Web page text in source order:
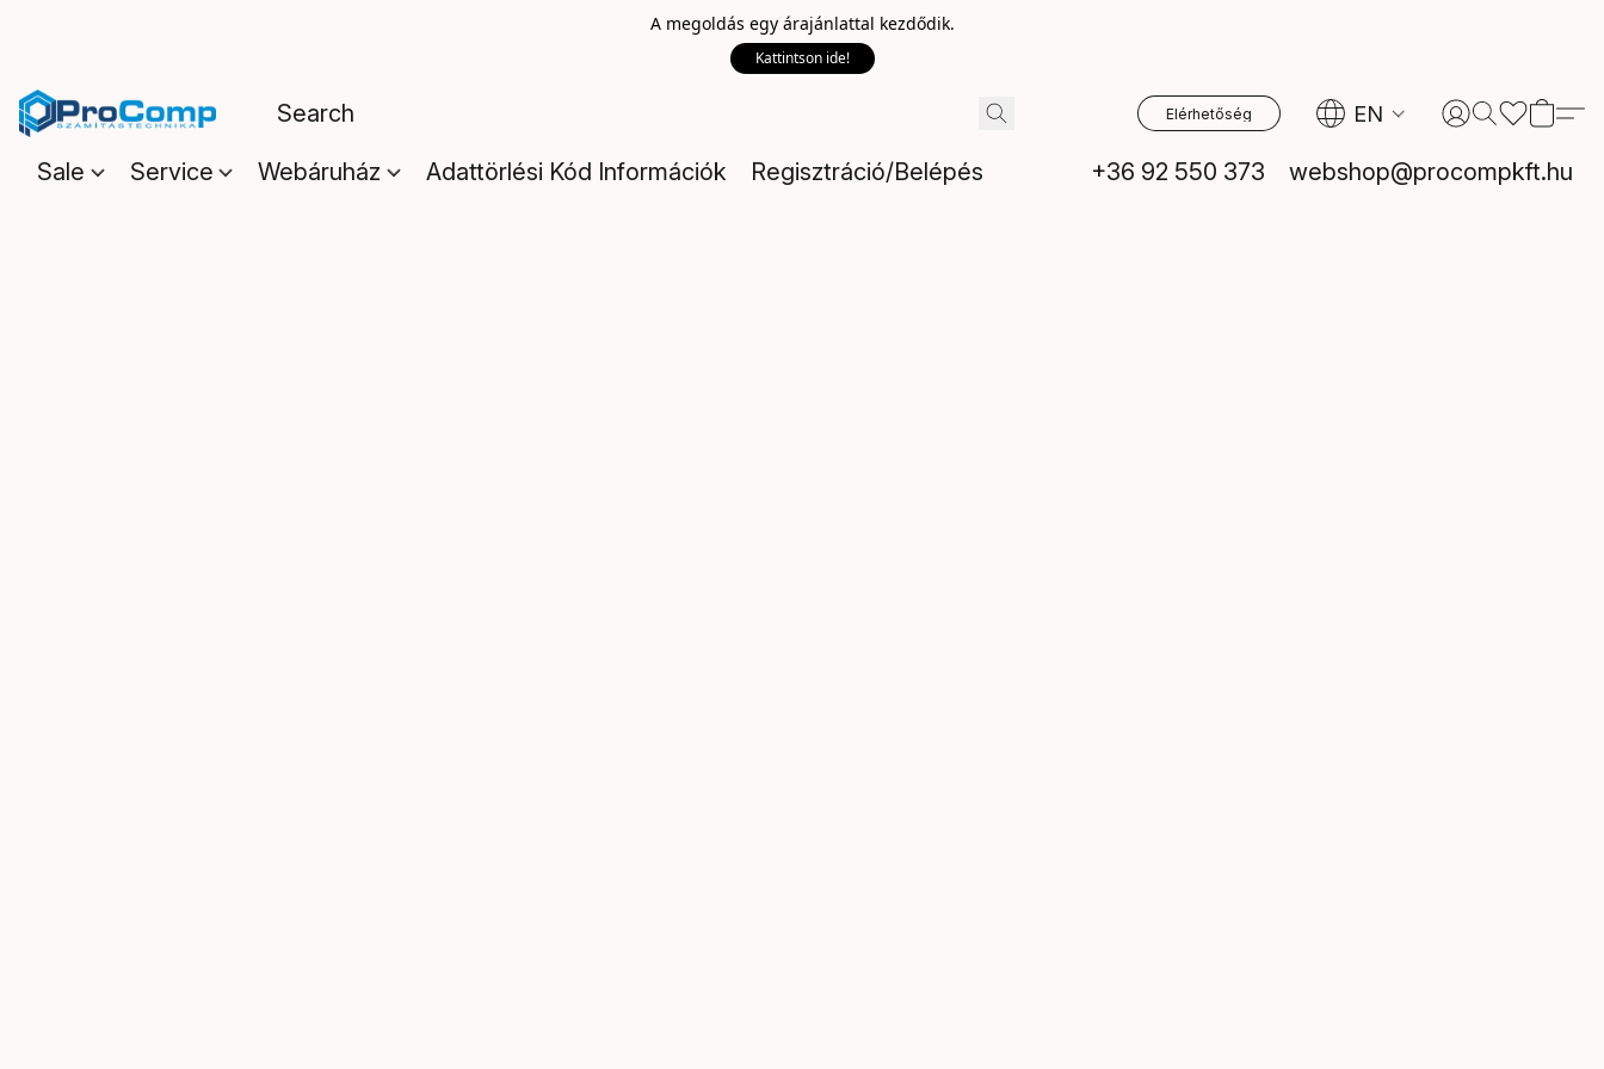
A megoldás egy árajánlattal kezdődik.
Kattintson ide!
Elérhetőség EN
Sale Service Webáruház Adattörlési Kód Információk Regisztráció/Belépés +36 92 550 373 webshop@procompkft.hu